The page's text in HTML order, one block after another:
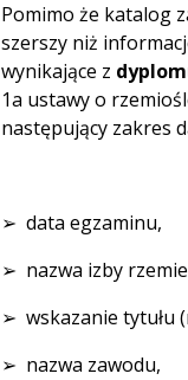
Pomimo że katalog
szerszy niż
wynikające z
1a ustawy o
następujący zakres
➢ data egzaminu,
➢ nazwa izby
➢ wskazanie tytułu
➢ nazwa zawodu,